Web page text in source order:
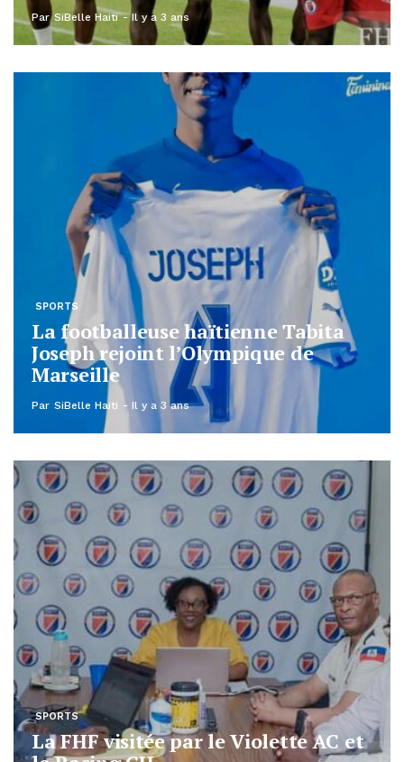
Par SiBelle Haiti Il y a 3 ans
SPORTS
La footballeuse haïtienne Tabita
Joseph rejoint l’Olympique de
Marseille
Par SiBelle Haiti Il y a 3 ans
SPORTS
La FHF visitée par le Violette AC et